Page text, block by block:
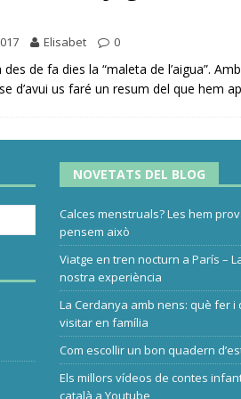
Elisabet 0
de fa dies la “maleta de l’aigua”.
d’avui us faré un resum del que hem
NOVETATS DEL BLOG
Calces menstruals? Les hem
pensem això
Viatge en tren nocturn a París –
nostra experiència
La Cerdanya amb nens: què fer i
visitar en família
Com escollir un bon quadern
Els millors vídeos de contes
català a Youtube